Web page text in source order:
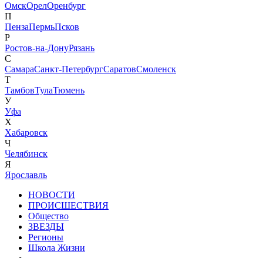
ОмскОрелОренбург
П
ПензаПермьПсков
Р
Ростов-на-ДонуРязань
С
СамараСанкт-ПетербургСаратовСмоленск
Т
ТамбовТулаТюмень
У
Уфа
Х
Хабаровск
Ч
Челябинск
Я
Ярославль
НОВОСТИ
ПРОИСШЕСТВИЯ
Общество
ЗВЕЗДЫ
Регионы
Школа Жизни